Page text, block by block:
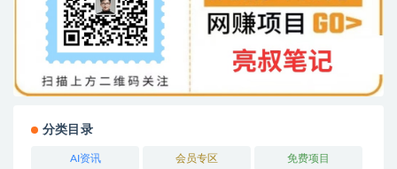
分类目录
AI资讯 会员专区 免费项目